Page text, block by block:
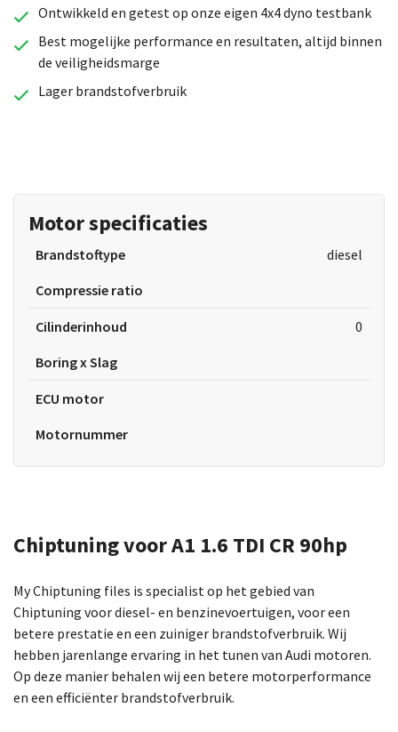
Ontwikkeld en getest op onze eigen 4x4 dyno testbank
Best mogelijke performance en resultaten, altijd binnen
de veiligheidsmarge
Lager brandstofverbruik
Motor specificaties
Brandstoftype
diesel
Compressie ratio
Cilinderinhoud
0
Boring x Slag
ECU motor
Motornummer
Chiptuning voor A1 1.6 TDI CR 90hp
My Chiptuning files is specialist op het gebied van
Chiptuning voor diesel- en benzinevoertuigen, voor een
betere prestatie en een zuiniger brandstofverbruik. Wij
hebben jarenlange ervaring in het tunen van Audi motoren.
Op deze manier behalen wij een betere motorperformance
en een efficiënter brandstofverbruik.